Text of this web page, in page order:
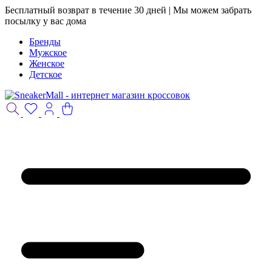
Бесплатный возврат в течение 30 дней | Мы можем забрать
посылку у вас дома
Бренды
Мужское
Женское
Детское